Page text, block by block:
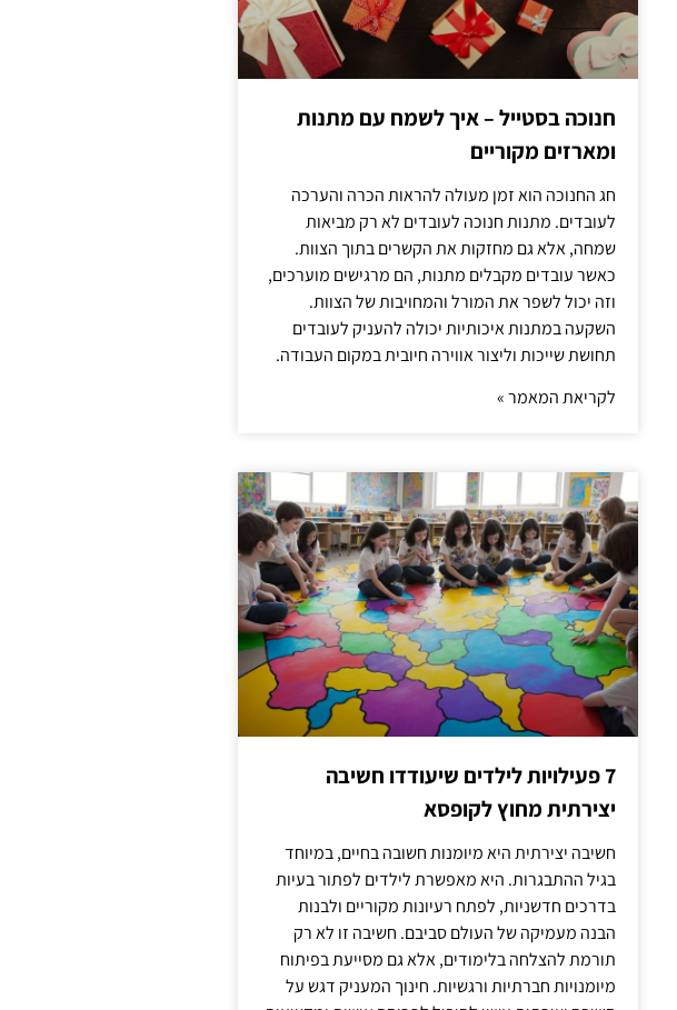
חנוכה בסטייל – איך לשמח עם מתנות
ומארזים מקוריים
חג החנוכה הוא זמן מעולה להראות הכרה והערכה
לעובדים. מתנות חנוכה לעובדים לא רק מביאות
שמחה, אלא גם מחזקות את הקשרים בתוך הצוות.
כאשר עובדים מקבלים מתנות, הם מרגישים מוערכים,
וזה יכול לשפר את המורל והמחויבות של הצוות.
השקעה במתנות איכותיות יכולה להעניק לעובדים
תחושת שייכות וליצור אווירה חיובית במקום העבודה.
לקריאת המאמר »
7 פעילויות לילדים שיעודדו חשיבה
יצירתית מחוץ לקופסא
חשיבה יצירתית היא מיומנות חשובה בחיים, במיוחד
בגיל ההתבגרות. היא מאפשרת לילדים לפתור בעיות
בדרכים חדשניות, לפתח רעיונות מקוריים ולבנות
הבנה מעמיקה של העולם סביבם. חשיבה זו לא רק
תורמת להצלחה בלימודים, אלא גם מסייעת בפיתוח
מיומנויות חברתיות ורגשיות. חינוך המעניק דגש על